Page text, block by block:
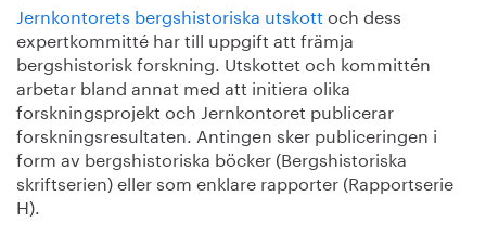
Jernkontorets bergshistoriska utskott och dess
expertkommitté har till uppgift att främja
bergshistorisk forskning. Utskottet och kommittén
arbetar bland annat med att initiera olika
forskningsprojekt och Jernkontoret publicerar
forskningsresultaten. Antingen sker publiceringen i
form av bergshistoriska böcker (Bergshistoriska
skriftserien) eller som enklare rapporter (Rapportserie
H).